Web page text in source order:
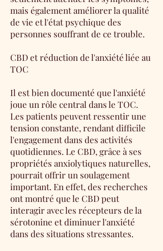
mais également améliorer la qualité
de vie et l'état psychique des
personnes souffrant de ce trouble.
CBD et réduction de l'anxiété liée au
TOC
Il est bien documenté que l'anxiété
joue un rôle central dans le TOC.
Les patients peuvent ressentir une
tension constante, rendant difficile
l'engagement dans des activités
quotidiennes. Le CBD, grâce à ses
propriétés anxiolytiques naturelles,
pourrait offrir un soulagement
important. En effet, des recherches
ont montré que le CBD peut
interagir avec les récepteurs de la
sérotonine et diminuer l'anxiété
dans des situations stressantes.